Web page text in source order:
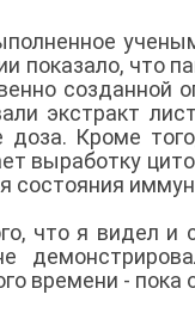
показало, что
созданной
экстракт
Кроме
выработку
состояния
что я видел
времени - пока